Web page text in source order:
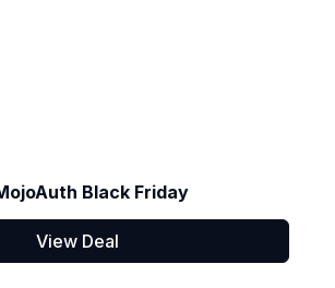
Black Friday
View Deal